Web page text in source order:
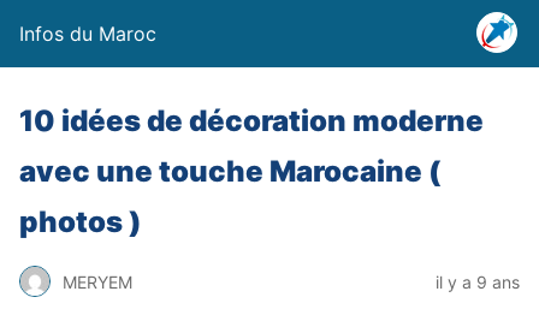
Infos du Maroc
10 idées de décoration moderne
avec une touche Marocaine (
photos )
MERYEM il y a 9 ans